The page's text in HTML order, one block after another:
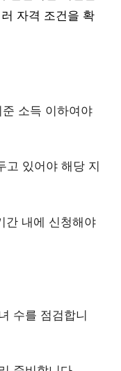
자격 조건을 확
소득 이하여야
고 있어야 해당 지
간 내에 신청해야
수를 점검합니